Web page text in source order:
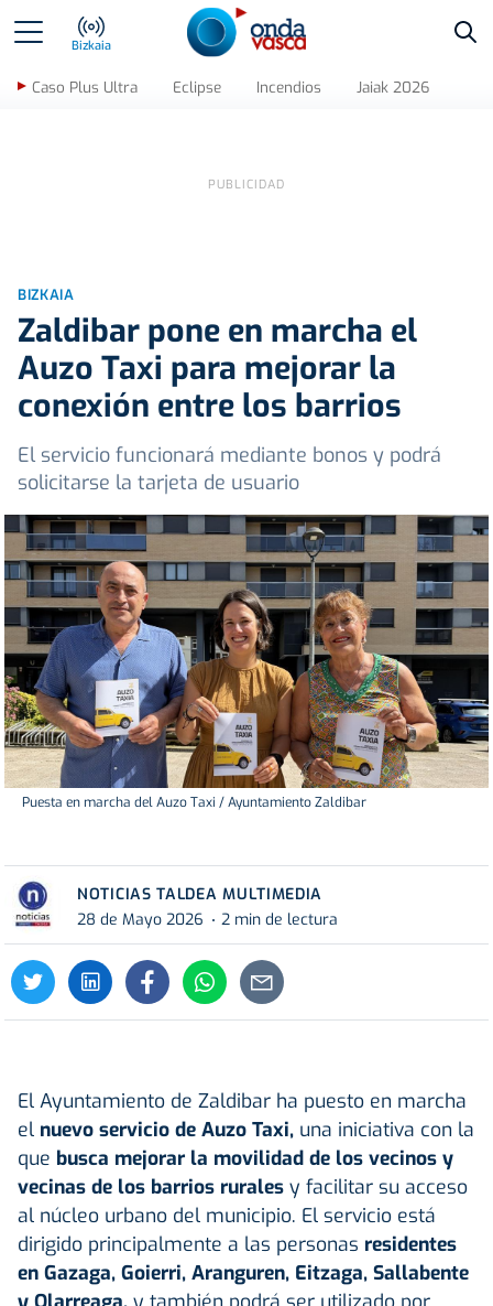
Bizkaia
Caso Plus Ultra Eclipse Incendios Jaiak 2026
BIZKAIA
Zaldibar pone en marcha el
Auzo Taxi para mejorar la
conexión entre los barrios
El servicio funcionará mediante bonos y podrá
solicitarse la tarjeta de usuario
Puesta en marcha del Auzo Taxi / Ayuntamiento Zaldibar
NOTICIAS TALDEA MULTIMEDIA
28 de Mayo 2026
2 min de lectura
El Ayuntamiento de Zaldibar ha puesto en marcha
el nuevo servicio de Auzo Taxi, una iniciativa con la
que busca mejorar la movilidad de los vecinos y
vecinas de los barrios rurales y facilitar su acceso
al núcleo urbano del municipio. El servicio está
dirigido principalmente a las personas residentes
en Gazaga, Goierri, Aranguren, Eitzaga, Sallabente